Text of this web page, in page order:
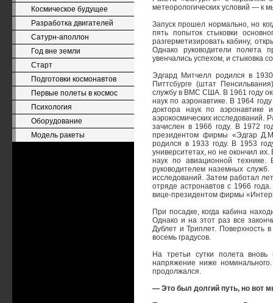
Космическое будущее
Разработка двигателей
Сатурн-аполлон
Год вне земли
Старт
Подготовки космонавтов
Первые полеты в космос
Психология
Оборудование
Модель ракеты
метеорологических условий — к
Запуск прошел нормально, но
пять попыток стыковки
разгерметизировать кабину,
Однако руководители полета
увенчались успехом, и стыковка
Эдгард Митчелл родился в
Питтсбурге (штат
службу в ВМС США. В 1961 году
наук по аэронавтике. В 1964
доктора наук по аэронавтике
аэрокосмических исследований.
зачислен в 1966 году. В 1972
президентом фирмы «Эдгар
родился в 1933 году. В 1953
университетах, но не окончил
наук по авиационной
руководителем наземных служб.
исследований. Затем работал
отряде астронавтов с 1966
вице-президентом фирмы
При посадке, когда кабина
Однако и на этот раз все
Дублет и Триплет. Поверхность
восемь градусов.
На третьи сутки полета
напряжение ниже
продолжался.
— Это был долгий путь, но вот